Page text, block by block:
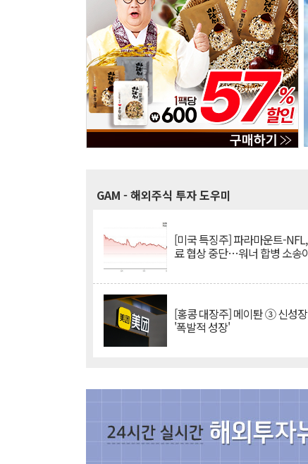
GAM - 해외주식 투자 도우미
[미국 특징주] 파라마운트-
료 협상 중단…워너 합병 소송
[홍콩 대장주] 메이퇀 ③ 신성
'폭발적 성장'